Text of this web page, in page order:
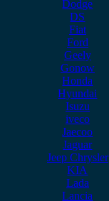
Dodge
DS
Fiat
Ford
Geely
Gonow
Honda
Hyundai
Isuzu
iveco
Jaecoo
Jaguar
Jeep Chrysler
KIA
Lada
Lancia